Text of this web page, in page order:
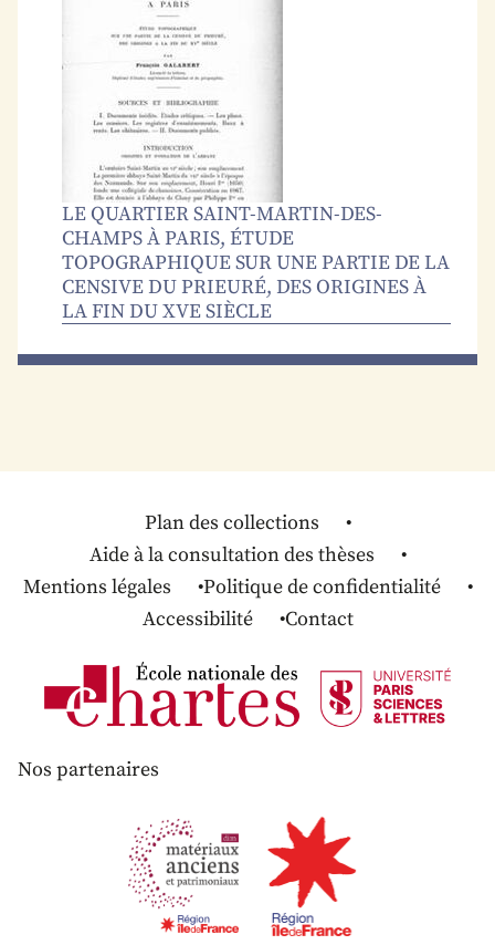
LE QUARTIER SAINT-MARTIN-DES-
CHAMPS À PARIS, ÉTUDE
TOPOGRAPHIQUE SUR UNE PARTIE DE LA
CENSIVE DU PRIEURÉ, DES ORIGINES À
LA FIN DU XVE SIÈCLE
Plan des collections
Aide à la consultation des thèses
Mentions légales
Politique de confidentialité
Accessibilité
Contact
Nos partenaires